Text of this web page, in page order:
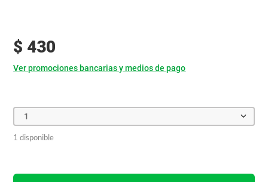
$ 430
Ver promociones bancarias y medios de pago
1
1 disponible